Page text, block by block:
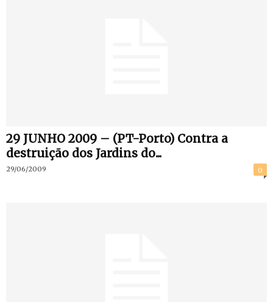
29 JUNHO 2009 – (PT-Porto) Contra a
destruição dos Jardins do...
29/06/2009 0